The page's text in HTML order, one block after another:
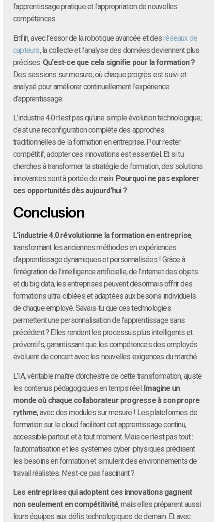
l’apprentissage pratique et l’appropriation de nouvelles
compétences.
Enfin, avec l’essor de la robotique avancée et desréseaux de
capteurs, la collecte et l’analyse des données deviennent plus
précises. Qu’est-ce que cela signifie pour la formation ?
Des sessions sur mesure, où chaque progrès est suivi et
analysé pour améliorer continuellement l’expérience
d’apprentissage.
L’industrie 4.0 n’est pas qu’une simple évolution technologique;
c’est une reconfiguration complète des approches
traditionnelles de la formation en entreprise. Pour rester
compétitif, adopter ces innovations est essentiel. Et si tu
cherches à transformer ta stratégie de formation, des solutions
innovantes sont à portée de main. Pourquoi ne pas explorer
ces opportunités dès aujourd’hui ?
Conclusion
L’industrie 4.0 révolutionne la formation en entreprise,
transformant les anciennes méthodes en expériences
d’apprentissage dynamiques et personnalisées ! Grâce à
l’intégration de l’intelligence artificielle, de l’internet des objets
et du big data, les entreprises peuvent désormais offrir des
formations ultra-ciblées et adaptées aux besoins individuels
de chaque employé. Savais-tu que ces technologies
permettent une personnalisation de l’apprentissage sans
précédent ? Elles rendent les processus plus intelligents et
préventifs, garantissant que les compétences des employés
évoluent de concert avec les nouvelles exigences du marché.
L’IA, véritable maître d’orchestre de cette transformation, ajuste
les contenus pédagogiques en temps réel. Imagine un
monde où chaque collaborateur progresse à son propre
rythme, avec des modules sur mesure ! Les plateformes de
formation sur le cloud facilitent cet apprentissage continu,
accessible partout et à tout moment. Mais ce n’est pas tout :
l’automatisation et les systèmes cyber-physiques prédisent
les besoins en formation et simulent des environnements de
travail réalistes. N’est-ce pas fascinant ?
Les entreprises qui adoptent ces innovations gagnent
non seulement en compétitivité, mais elles préparent aussi
leurs équipes aux défis technologiques de demain. Et avec